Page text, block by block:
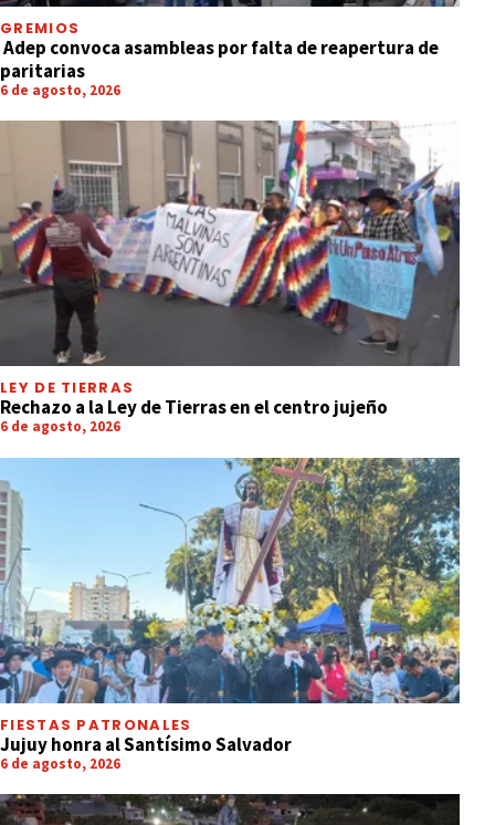
GREMIOS
Adep convoca asambleas por falta de reapertura de
paritarias
6 de agosto, 2026
LEY DE TIERRAS
Rechazo a la Ley de Tierras en el centro jujeño
6 de agosto, 2026
FIESTAS PATRONALES
Jujuy honra al Santísimo Salvador
6 de agosto, 2026